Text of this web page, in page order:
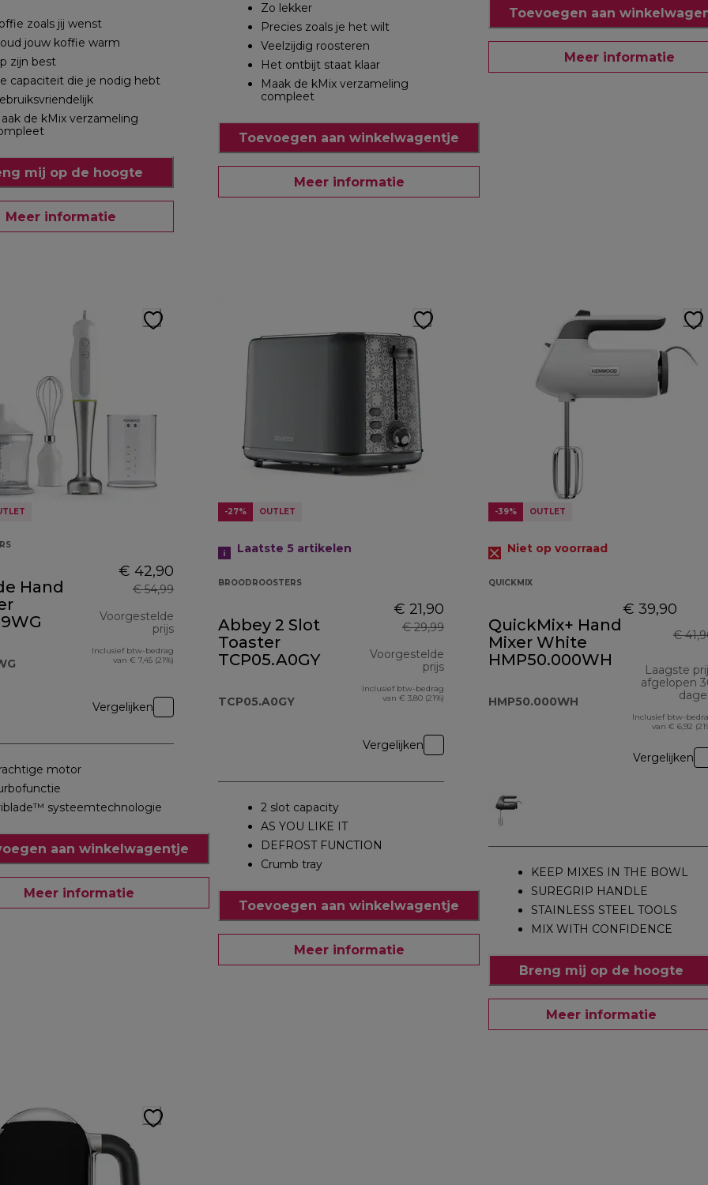
zoals jij wenst
jouw koffie warm
zijn best
capaciteit die je nodig hebt
de kMix verzameling
mij op de hoogte
Meer informatie
Zo lekker
Precies zoals je het wilt
Veelzijdig roosteren
Het ontbijt staat klaar
Maak de kMix verzameling
compleet
Toevoegen aan winkelwagentje
Meer informatie
Toevoegen aan
Meer informatie
Hand
€ 42,90
€ 54,99
Voorgestelde
prijs
originele prijs € 54,99
Inclusief btw-bedrag
van € 7,45 (21%)
Vergelijken
motor
systeemtechnologie
aan winkelwagentje
Meer informatie
-27% OUTLET
Laatste 5 artikelen
BROODROOSTERS
Abbey 2 Slot
Toaster
TCP05.A0GY
TCP05.A0GY
€ 21,90
€ 29,99
Voorgestelde
prijs
Inclusief btw-bedrag
van € 3,80 (21%)
Vergelijken
2 slot capacity
AS YOU LIKE IT
DEFROST FUNCTION
Crumb tray
Toevoegen aan winkelwagentje
Meer informatie
-39% OUTLET
Niet op voorraad
QUICKMIX
QuickMix+ Hand
Mixer White
HMP50.000WH
HMP50.000WH
€ 39,90
€
Laagste
afgelopen
Inclusief btw-
van € 6,92
Vergelijken
KEEP MIXES IN THE BOWL
SUREGRIP HANDLE
STAINLESS STEEL TOOLS
MIX WITH CONFIDENCE
Breng mij op de hoogte
Meer informatie